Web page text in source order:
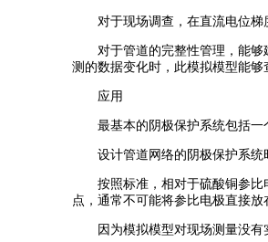
对于现场调查，在直流电位梯度
对于管道的完整性管理，能够建
测的数据变化时，此模拟模型能够
应用
最基本的阴极保护系统包括一个
设计管道网络的阴极保护系统时
按照标准，相对于硫酸铜参比电
点，通常不可能将参比电极直接
因为模拟模型对现场测量没有实